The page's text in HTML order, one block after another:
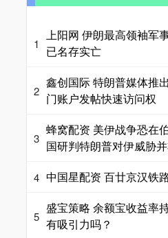
1
上阳网 伊朗最高领袖军
已名存实亡
2
鑫创国际 特朗普媒体推
门账户发帖快速访问权
3
蜂窝配资 美伊战争恐在
国研判特朗普对伊威胁
4 中国星配资 百廿京汉铁
5
盛宝策略 余额宝收益率
有吸引力吗？